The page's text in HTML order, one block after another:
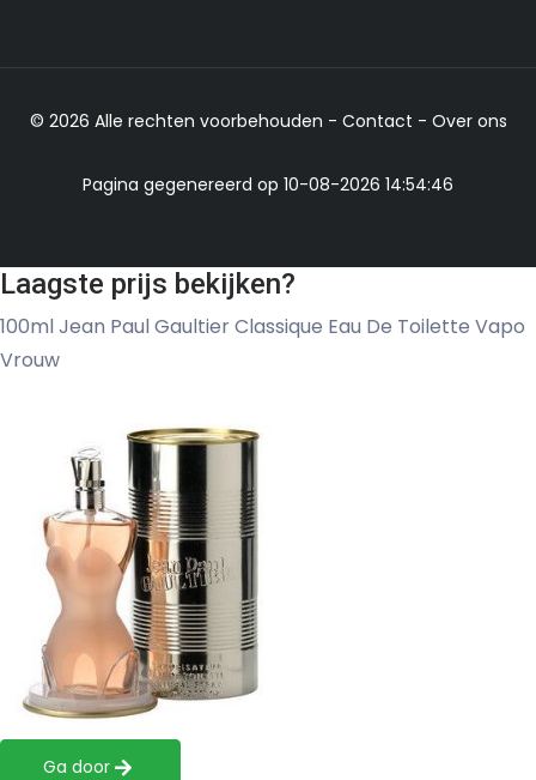
© 2026 Alle rechten voorbehouden - Contact - Over ons
Pagina gegenereerd op 10-08-2026 14:54:46
Laagste prijs bekijken?
100ml Jean Paul Gaultier Classique Eau De Toilette Vapo
Vrouw
Ga door